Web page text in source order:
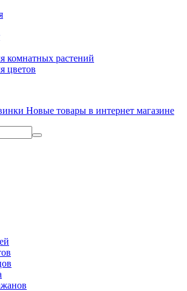
комнатных растений
цветов
Новые товары в интернет магазине